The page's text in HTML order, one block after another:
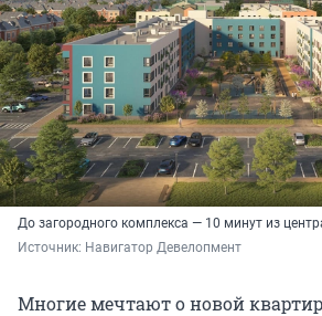
До загородного комплекса — 10 минут из
Источник: Навигатор Девелопмент
Многие мечтают о новой